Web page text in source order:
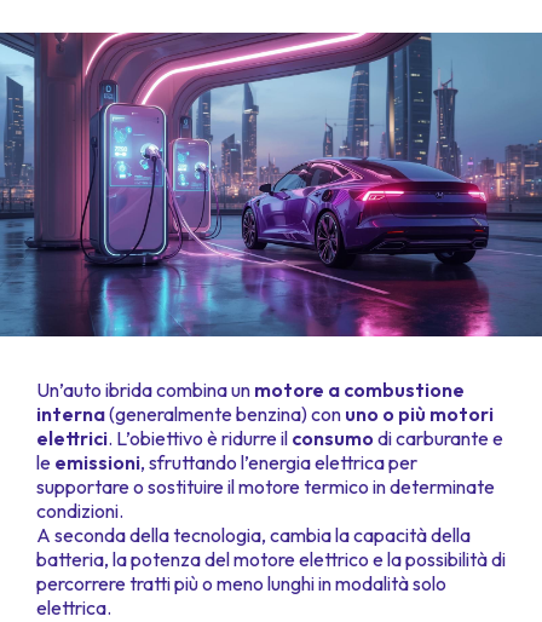
Un’auto ibrida combina un motore a combustione
interna(generalmente benzina) con uno o più motori
elettrici. L’obiettivo è ridurre il consumo di carburante e
le emissioni, sfruttando l’energia elettrica per
supportare o sostituire il motore termico in determinate
condizioni.
A seconda della tecnologia, cambia la capacità della
batteria, la potenza del motore elettrico e la possibilità di
percorrere tratti più o meno lunghi in modalità solo
elettrica.